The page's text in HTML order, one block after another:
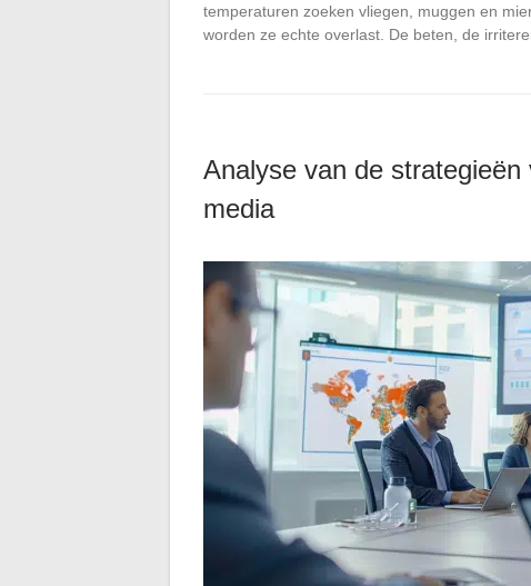
temperaturen zoeken vliegen, muggen en
worden ze echte overlast. De beten, de
Analyse van de
media